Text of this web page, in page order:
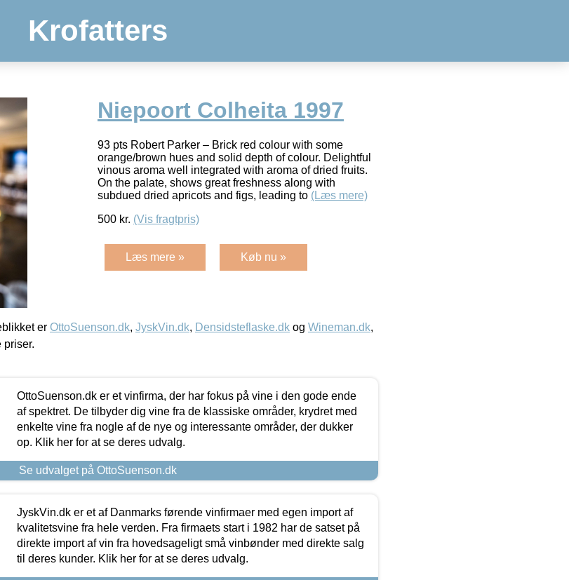
Krofatters
Niepoort Colheita 1997
93 pts Robert Parker – Brick red colour with some
orange/brown hues and solid depth of colour. Delightful
vinous aroma well integrated with aroma of dried fruits.
On the palate, shows great freshness along with
subdued dried apricots and figs, leading to (Læs mere)
500 kr. (Vis fragtpris)
Læs mere » Køb nu »
er OttoSuenson.dk, JyskVin.dk, Densidsteflaske.dk og Wineman.dk,
priser.
OttoSuenson.dk er et vinfirma, der har fokus på vine i den gode ende
af spektret. De tilbyder dig vine fra de klassiske områder, krydret med
enkelte vine fra nogle af de nye og interessante områder, der dukker
op. Klik her for at se deres udvalg.
Se udvalget på OttoSuenson.dk
JyskVin.dk er et af Danmarks førende vinfirmaer med egen import af
kvalitetsvine fra hele verden. Fra firmaets start i 1982 har de satset på
direkte import af vin fra hovedsageligt små vinbønder med direkte salg
til deres kunder. Klik her for at se deres udvalg.